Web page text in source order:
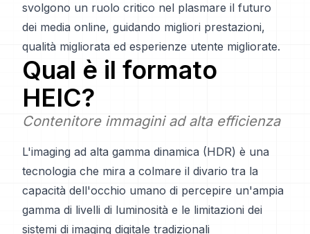
svolgono un ruolo critico nel plasmare il futuro
dei media online, guidando migliori prestazioni,
qualità migliorata ed esperienze utente migliorate.
Qual è il formato
HEIC?
Contenitore immagini ad alta efficienza
L'imaging ad alta gamma dinamica (HDR) è una
tecnologia che mira a colmare il divario tra la
capacità dell'occhio umano di percepire un'ampia
gamma di livelli di luminosità e le limitazioni dei
sistemi di imaging digitale tradizionali